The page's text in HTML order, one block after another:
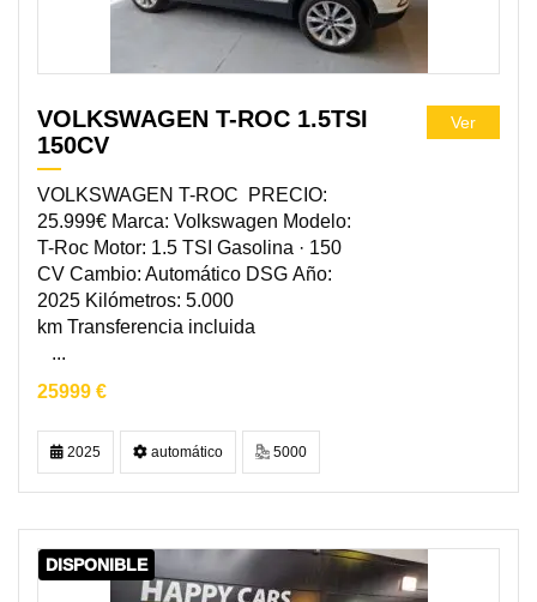
VOLKSWAGEN T-ROC 1.5TSI
150CV
VOLKSWAGEN T-ROC PRECIO:
25.999€ Marca: Volkswagen Modelo:
T-Roc Motor: 1.5 TSI Gasolina · 150
CV Cambio: Automático DSG Año:
2025 Kilómetros: 5.000
km Transferencia incluida
...
25999 €
Ver
2025 automático 5000
DISPONIBLE